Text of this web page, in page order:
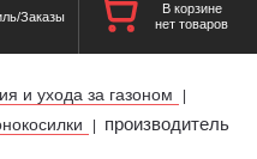
Заказы
В корзине
нет товаров
и ухода за газоном |
|
производитель